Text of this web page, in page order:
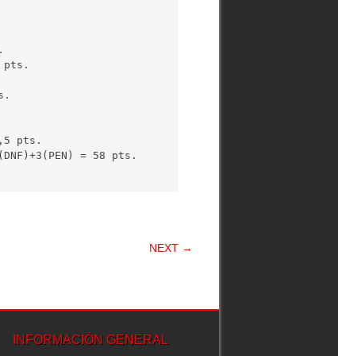
= 58 pts.
NEXT →
INFORMACIÓN GENERAL